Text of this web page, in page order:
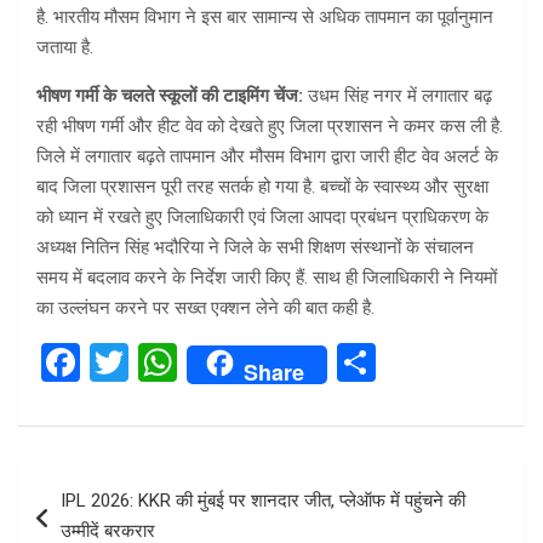
है. भारतीय मौसम विभाग ने इस बार सामान्य से अधिक तापमान का पूर्वानुमान
जताया है.
भीषण गर्मी के चलते स्कूलों की टाइमिंग चेंज:उधम सिंह नगर में लगातार बढ़
रही भीषण गर्मी और हीट वेव को देखते हुए जिला प्रशासन ने कमर कस ली है.
जिले में लगातार बढ़ते तापमान और मौसम विभाग द्वारा जारी हीट वेव अलर्ट के
बाद जिला प्रशासन पूरी तरह सतर्क हो गया है. बच्चों के स्वास्थ्य और सुरक्षा
को ध्यान में रखते हुए जिलाधिकारी एवं जिला आपदा प्रबंधन प्राधिकरण के
अध्यक्ष नितिन सिंह भदौरिया ने जिले के सभी शिक्षण संस्थानों के संचालन
समय में बदलाव करने के निर्देश जारी किए हैं. साथ ही जिलाधिकारी ने नियमों
का उल्लंघन करने पर सख्त एक्शन लेने की बात कही है.
F
ce
o
T
tt
W
at
s
A
Share
ar
e
navigation
IPL 2026: KKR की मुंबई पर शानदार जीत, प्लेऑफ में पहुंचने की
उम्मीदें बरकरार